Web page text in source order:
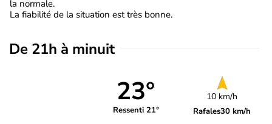
la normale.
La fiabilité de la situation est très bonne.
De 21h à minuit
23°
Ressenti 21°
10 km/h
Rafales30 km/h